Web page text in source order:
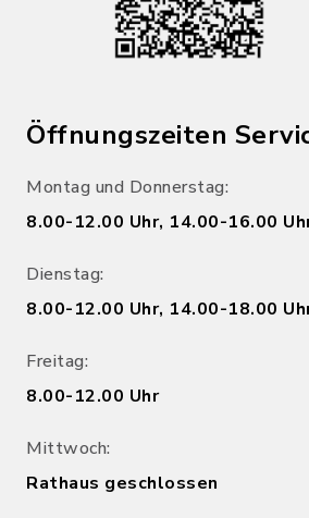
Öffnungszeiten
Montag und Donnerstag:
8.00-12.00 Uhr, 14.00-16.00
Dienstag:
8.00-12.00 Uhr, 14.00-18.00
Freitag:
8.00-12.00 Uhr
Mittwoch:
Rathaus geschlossen